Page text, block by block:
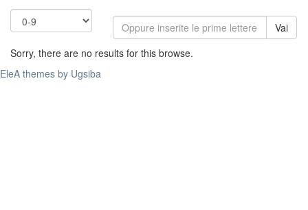
Vai
Sorry, there are no results for this browse.
EleA themes by Ugsiba